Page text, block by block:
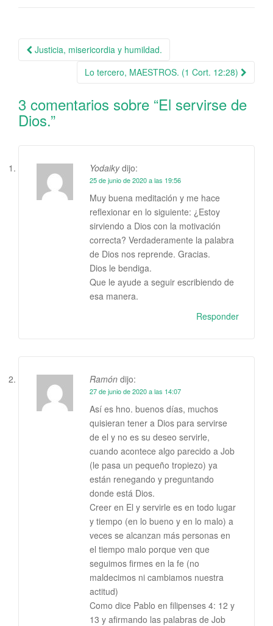
Navegación de la entrada
Justicia, misericordia y humildad.
Lo tercero, MAESTROS. (1 Cort. 12:28)
3 comentarios sobre “El servirse de
Dios.”
Yodaiky dijo:
25 de junio de 2020 a las 19:56
Muy buena meditación y me hace
reflexionar en lo siguiente: ¿Estoy
sirviendo a Dios con la motivación
correcta? Verdaderamente la palabra
de Dios nos reprende. Gracias.
Dios le bendiga.
Que le ayude a seguir escribiendo de
esa manera.
Responder
Ramón dijo:
27 de junio de 2020 a las 14:07
Así es hno. buenos días, muchos
quisieran tener a Dios para servirse
de el y no es su deseo servirle,
cuando acontece algo parecido a Job
(le pasa un pequeño tropiezo) ya
están renegando y preguntando
donde está Dios.
Creer en El y servirle es en todo lugar
y tiempo (en lo bueno y en lo malo) a
veces se alcanzan más personas en
el tiempo malo porque ven que
seguimos firmes en la fe (no
maldecimos ni cambiamos nuestra
actitud)
Como dice Pablo en filipenses 4: 12 y
13 y afirmando las palabras de Job